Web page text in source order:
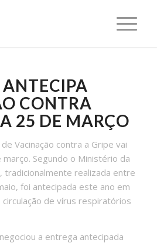
CONTRA
25 DE MARÇO
Vacinação contra a Gripe vai
Segundo o Ministério da
, tradicionalmente realizada entre
foi antecipada este ano em
de vírus respiratórios
a entrega antecipada